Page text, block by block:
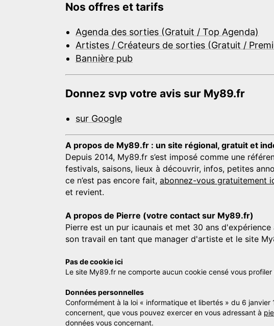
Nos offres et tarifs
Agenda des sorties (Gratuit / Top Agenda)
Artistes / Créateurs de sorties (Gratuit /
Bannière pub
Donnez svp votre avis sur My89.fr
sur Google
A propos de My89.fr : un site régional, gratuit et
Depuis 2014, My89.fr s’est imposé comme une
festivals, saisons, lieux à découvrir, infos, petites
ce n’est pas encore fait, abonnez-vous gratuitement
et revient.
A propos de Pierre (votre contact sur My89.fr)
Pierre est un pur icaunais et met 30 ans
son travail en tant que manager d'artiste et le site
Pas de cookie ici
Le site My89.fr ne comporte aucun cookie censé vous
Données personnelles
Conformément à la loi « informatique et libertés » du 6
concernent, que vous pouvez exercer en vous adressant à
données vous concernant.